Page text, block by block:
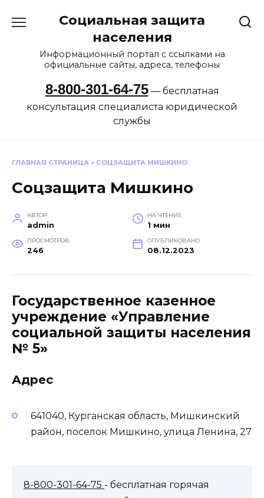
Социальная защита
населения
Информационный портал с ссылками на
официальные сайты, адреса, телефоны
8-800-301-64-75— бесплатная
консультация специалиста юридической
службы
ГЛАВНАЯ СТРАНИЦА » СОЦЗАЩИТА МИШКИНО
Соцзащита Мишкино
АВТОР
admin
НА ЧТЕНИЕ
1 мин
ПРОСМОТРОВ
246
ОПУБЛИКОВАНО
08.12.2023
Государственное казенное
учреждение «Управление
социальной защиты населения
№ 5»
Адрес
641040, Курганская область, Мишкинский
район, поселок Мишкино, улица Ленина, 27
8-800-301-64-75 - бесплатная горячая